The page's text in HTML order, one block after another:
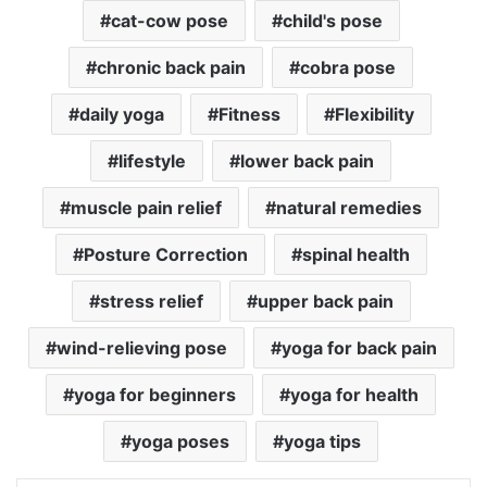
cat-cow pose child's pose
chronic back pain cobra pose
daily yoga Fitness Flexibility
lifestyle lower back pain
muscle pain relief natural remedies
Posture Correction spinal health
stress relief upper back pain
wind-relieving pose yoga for back pain
yoga for beginners yoga for health
yoga poses yoga tips